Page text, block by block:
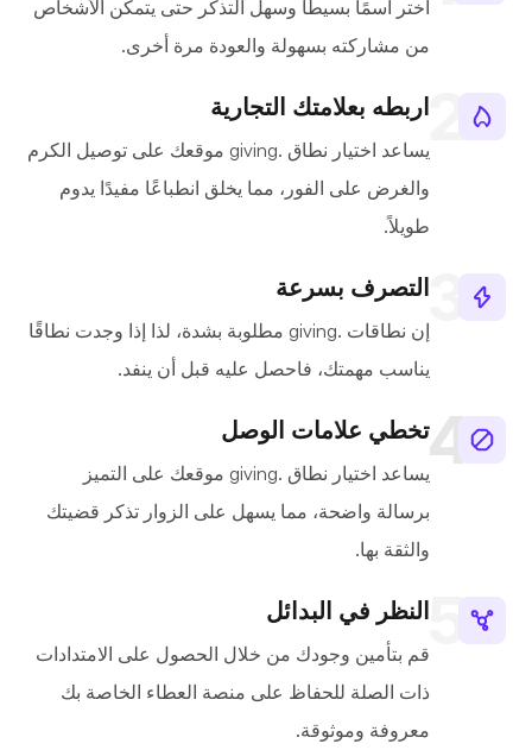
اختر اسمًا بسيطًا وسهل التذكر حتى يتمكن الأشخاص
من مشاركته بسهولة والعودة مرة أخرى.
اربطه بعلامتك التجارية
يساعد اختيار نطاق .giving موقعك على توصيل الكرم
والغرض على الفور، مما يخلق انطباعًا مفيدًا يدوم
طويلاً.
التصرف بسرعة
إن نطاقات .giving مطلوبة بشدة، لذا إذا وجدت نطاقًا
يناسب مهمتك، فاحصل عليه قبل أن ينفد.
تخطي علامات الوصل
يساعد اختيار نطاق .giving موقعك على التميز
برسالة واضحة، مما يسهل على الزوار تذكر قضيتك
والثقة بها.
النظر في البدائل
قم بتأمين وجودك من خلال الحصول على الامتدادات
ذات الصلة للحفاظ على منصة العطاء الخاصة بك
معروفة وموثوقة.